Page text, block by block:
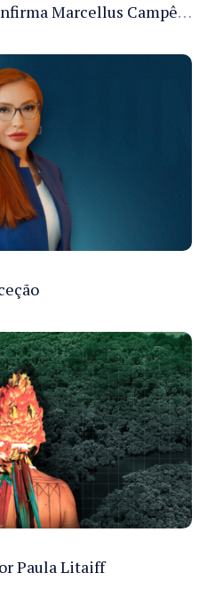
União Progressista confirma Marcellus Campêlo como candidato a deputado estadual
Paula Litaiff